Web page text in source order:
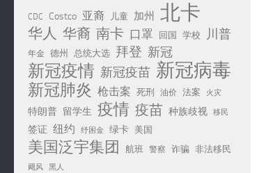
CDC Costco 亚裔 儿童 加州 北卡
华人 华裔 南卡 口罩 回国 学校 川普
年金 德州 总统大选 拜登 新冠
新冠疫情 新冠疫苗 新冠病毒
新冠肺炎 枪击案 死刑 油价 法案 火灾
特朗普 留学生 疫情 疫苗 种族歧视 移民
签证 纽约 纾困金 绿卡 美国
美国泛宇集团 航班 警察 诈骗 非法移民
飓风 黑人